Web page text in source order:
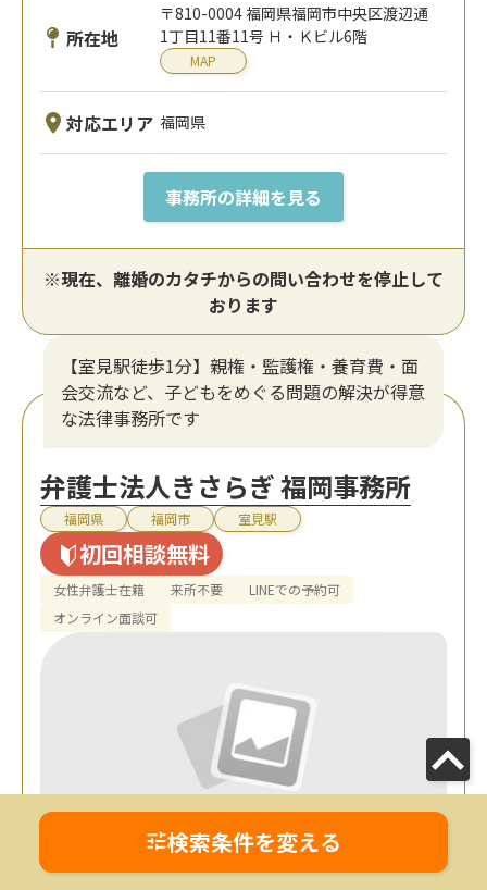
所在地
〒810-0004 福岡県福岡市中央区渡辺通
1丁目11番11号 Ｈ・Ｋビル6階
MAP
対応エリア 福岡県
事務所の詳細を見る
※現在、離婚のカタチからの問い合わせを停止して
おります
【室見駅徒歩1分】親権・監護権・養育費・面
会交流など、子どもをめぐる問題の解決が得意
な法律事務所です
弁護士法人きさらぎ 福岡事務所
福岡県 福岡市 室見駅
初回相談無料
女性弁護士在籍 来所不要
LINEでの予約可
オンライン面談可
検索条件を変える